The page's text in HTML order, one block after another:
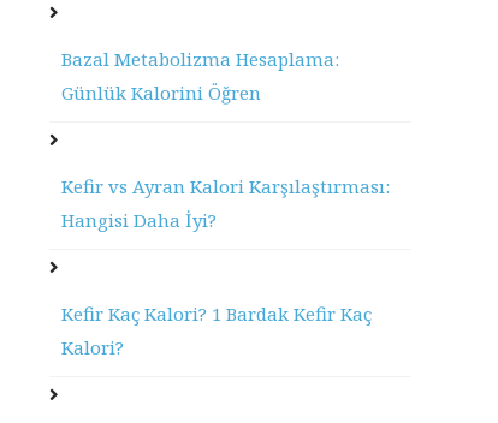
Bazal Metabolizma Hesaplama:
Günlük Kalorini Öğren
Kefir vs Ayran Kalori Karşılaştırması:
Hangisi Daha İyi?
Kefir Kaç Kalori? 1 Bardak Kefir Kaç
Kalori?